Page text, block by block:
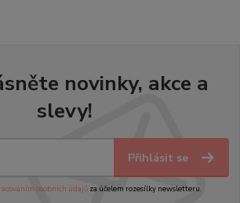
novinky, akce a
slevy!
Přihlásit se
osobních údajůza účelem rozesílky newsletteru.